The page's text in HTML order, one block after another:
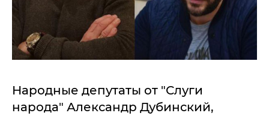
Народные депутаты от "Слуги
народа" Александр Дубинский,